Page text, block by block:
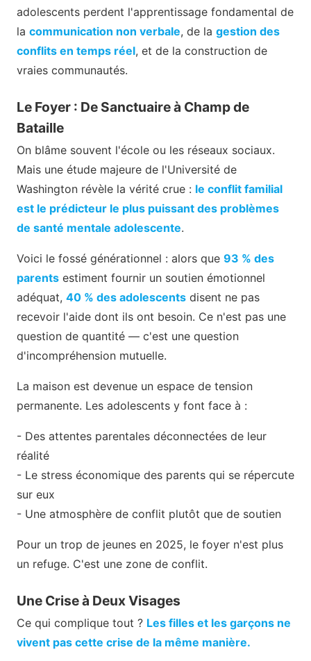
adolescents perdent l'apprentissage fondamental de
la communication non verbale, de la gestion des
conflits en temps réel, et de la construction de
vraies communautés.
Le Foyer : De Sanctuaire à Champ de
Bataille
On blâme souvent l'école ou les réseaux sociaux.
Mais une étude majeure de l'Université de
Washington révèle la vérité crue : le conflit familial
est le prédicteur le plus puissant des problèmes
de santé mentale adolescente.
Voici le fossé générationnel : alors que 93 % des
parents estiment fournir un soutien émotionnel
adéquat, 40 % des adolescents disent ne pas
recevoir l'aide dont ils ont besoin. Ce n'est pas une
question de quantité — c'est une question
d'incompréhension mutuelle.
La maison est devenue un espace de tension
permanente. Les adolescents y font face à :
- Des attentes parentales déconnectées de leur
réalité
- Le stress économique des parents qui se répercute
sur eux
- Une atmosphère de conflit plutôt que de soutien
Pour un trop de jeunes en 2025, le foyer n'est plus
un refuge. C'est une zone de conflit.
Une Crise à Deux Visages
Ce qui complique tout ? Les filles et les garçons ne
vivent pas cette crise de la même manière.